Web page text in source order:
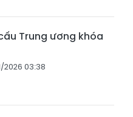
Trung ương khóa
2026 03:38